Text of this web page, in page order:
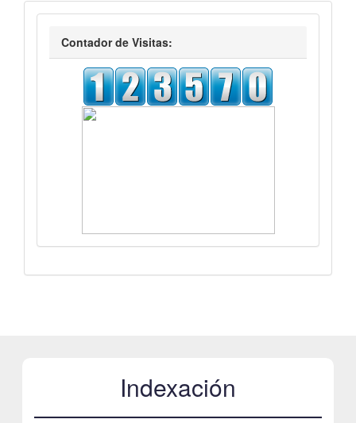
visitas
Contador de Visitas:
Indexación